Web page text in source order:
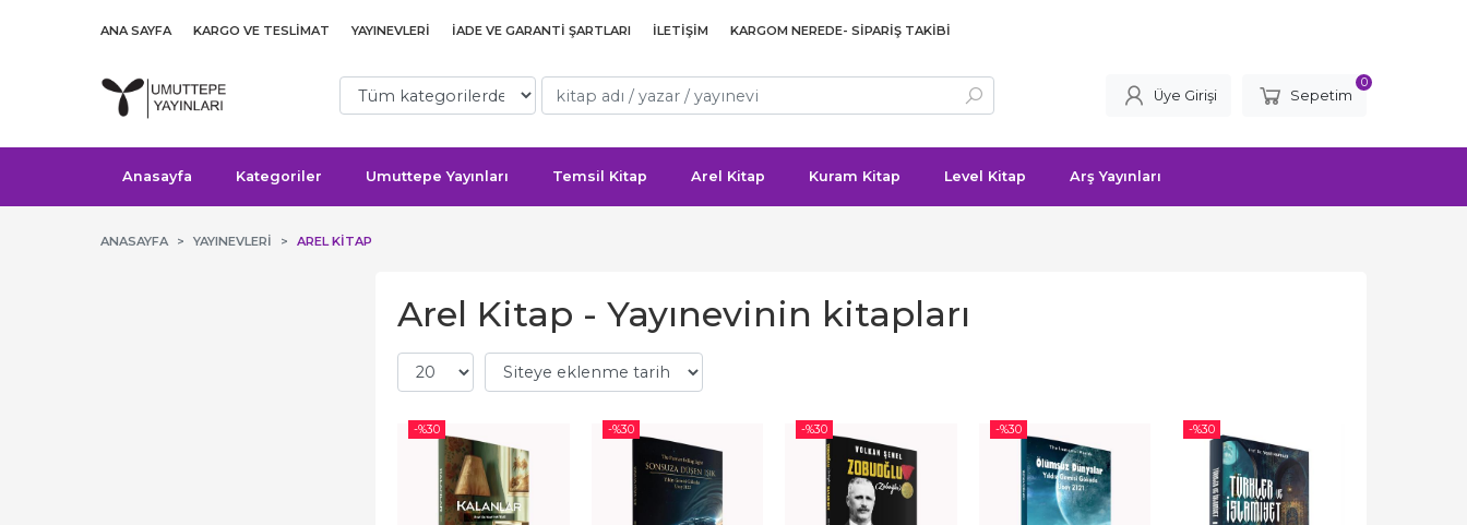
ANA SAYFA KARGO VE TESLIMAT YAYINEVLERI İADE VE GARANTI ŞARTLARI İLETIŞIM KARGOM NEREDE- SIPARIŞ TAKIBI
Üye Girişi Sepetim
0
Anasayfa Kategoriler Umuttepe Yayınları Temsil Kitap Arel Kitap Kuram Kitap Level Kitap Arş Yayınları
ANASAYFA YAYINEVLERI AREL KITAP
Arel Kitap - Yayınevinin kitapları
-%30 -%30 -%30 -%30 -%30